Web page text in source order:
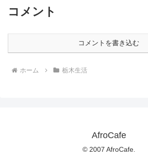
コメント
コメントを書き込む
ホーム 栃木生活
AfroCafe
© 2007 AfroCafe.